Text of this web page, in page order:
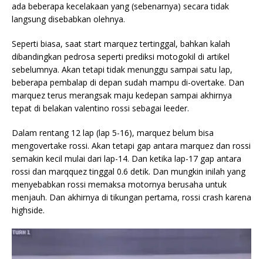
ada beberapa kecelakaan yang (sebenarnya) secara tidak
langsung disebabkan olehnya.
Seperti biasa, saat start marquez tertinggal, bahkan kalah
dibandingkan pedrosa seperti prediksi motogokil di artikel
sebelumnya. Akan tetapi tidak menunggu sampai satu lap,
beberapa pembalap di depan sudah mampu di-overtake. Dan
marquez terus merangsak maju kedepan sampai akhirnya
tepat di belakan valentino rossi sebagai leeder.
Dalam rentang 12 lap (lap 5-16), marquez belum bisa
mengovertake rossi. Akan tetapi gap antara marquez dan rossi
semakin kecil mulai dari lap-14. Dan ketika lap-17 gap antara
rossi dan marqquez tinggal 0.6 detik. Dan mungkin inilah yang
menyebabkan rossi memaksa motornya berusaha untuk
menjauh. Dan akhirnya di tikungan pertama, rossi crash karena
highside.